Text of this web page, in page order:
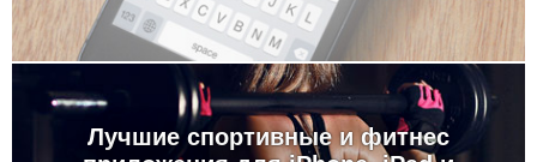
Лучшие спортивные и фитнес